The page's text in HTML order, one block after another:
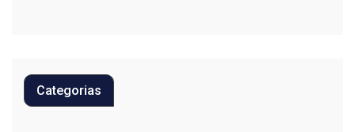
Categorias